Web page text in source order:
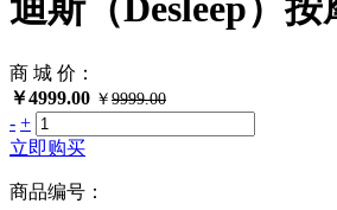
迪斯（Desleep）
商 城 价：
￥4999.00 ￥ 9999.00
- +
立即购买
商品编号：